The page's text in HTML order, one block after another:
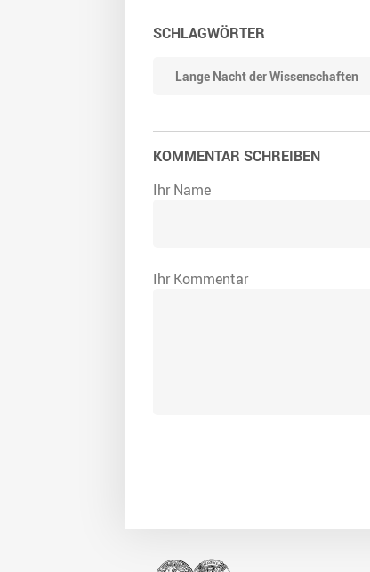
SCHLAGWÖRTER
Lange Nacht der Wissenschaften
KOMMENTAR SCHREIBEN
Ihr Name
Ihr Kommentar